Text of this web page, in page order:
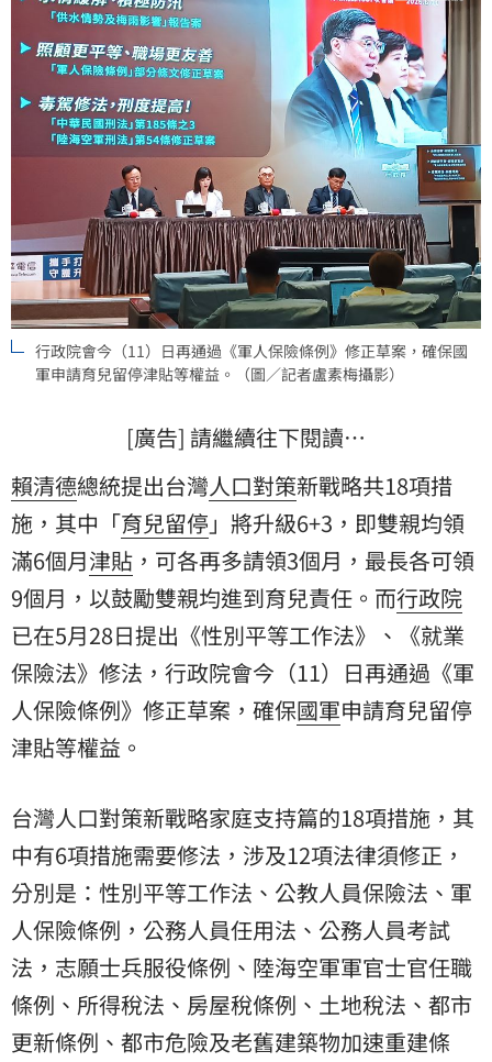
行政院會今（11）日再通過《軍人保險條例》修正草案，確保國
軍申請育兒留停津貼等權益。（圖／記者盧素梅攝影）
[廣告] 請繼續往下閱讀…
賴清德總統提出台灣人口對策新戰略共18項措
施，其中「育兒留停 」將升級6+3，即雙親均領
滿6個月津貼 ，可各再多請領3個月，最長各可領
9個月，以鼓勵雙親均進到育兒責任。而行政院
已在5月28日提出《性別平等工作法》、《就業
保險法》修法，行政院會今（11）日再通過《軍
人保險條例》修正草案，確保國軍申請育兒留停
津貼等權益。
台灣人口對策新戰略家庭支持篇的18項措施，其
中有6項措施需要修法，涉及12項法律須修正，
分別是：性別平等工作法、公教人員保險法、軍
人保險條例，公務人員任用法、公務人員考試
法，志願士兵服役條例、陸海空軍軍官士官任職
條例、所得稅法、房屋稅條例、土地稅法、都市
更新條例、都市危險及老舊建築物加速重建條